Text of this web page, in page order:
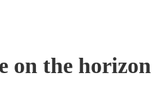
on the horizon